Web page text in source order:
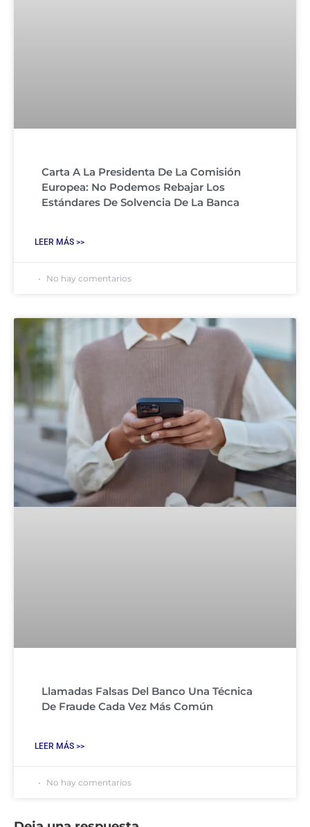
Carta A La Presidenta De La Comisión
Europea: No Podemos Rebajar Los
Estándares De Solvencia De La Banca
LEER MÁS >>
No hay comentarios
Llamadas Falsas Del Banco Una Técnica
De Fraude Cada Vez Más Común
LEER MÁS >>
No hay comentarios